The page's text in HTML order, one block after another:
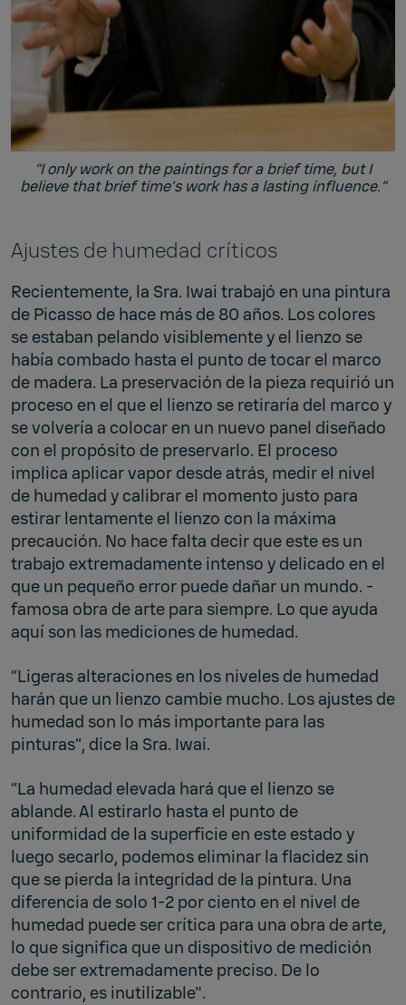
“I only work on the paintings for a brief time, but I
believe that brief time’s work has a lasting influence.”
Ajustes de humedad críticos
Recientemente, la Sra. Iwai trabajó en una pintura
de Picasso de hace más de 80 años. Los colores
se estaban pelando visiblemente y el lienzo se
había combado hasta el punto de tocar el marco
de madera. La preservación de la pieza requirió un
proceso en el que el lienzo se retiraría del marco y
se volvería a colocar en un nuevo panel diseñado
con el propósito de preservarlo. El proceso
implica aplicar vapor desde atrás, medir el nivel
de humedad y calibrar el momento justo para
estirar lentamente el lienzo con la máxima
precaución. No hace falta decir que este es un
trabajo extremadamente intenso y delicado en el
que un pequeño error puede dañar un mundo. -
famosa obra de arte para siempre. Lo que ayuda
aquí son las mediciones de humedad.
“Ligeras alteraciones en los niveles de humedad
harán que un lienzo cambie mucho. Los ajustes de
humedad son lo más importante para las
pinturas”, dice la Sra. Iwai.
“La humedad elevada hará que el lienzo se
ablande. Al estirarlo hasta el punto de
uniformidad de la superficie en este estado y
luego secarlo, podemos eliminar la flacidez sin
que se pierda la integridad de la pintura. Una
diferencia de solo 1-2 por ciento en el nivel de
humedad puede ser crítica para una obra de arte,
lo que significa que un dispositivo de medición
debe ser extremadamente preciso. De lo
contrario, es inutilizable".